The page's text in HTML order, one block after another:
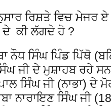
ਰਿਸ਼ਤੇ ਵਿਚ ਮੇਜਰ ਏ
ਦੇ ਕੀ ਲੱਗਦੇ ਹੋ ?
ਨੌਧ ਸਿੰਘ ਪਿੰਡ ਪਿੱਥੋ
ਜੀ ਦੇ ਮੁਸ਼ਾਹਬ ਰਹੇ
ਸਿੰਘ ਜੀ (ਨਾਭਾ)
ਨਾਰਾਇਣ ਸਿੰਘ ਜੀ